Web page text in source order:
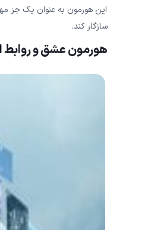
این هورمون به عنوان یک جز
سازگار کند.
هورمون عشقو